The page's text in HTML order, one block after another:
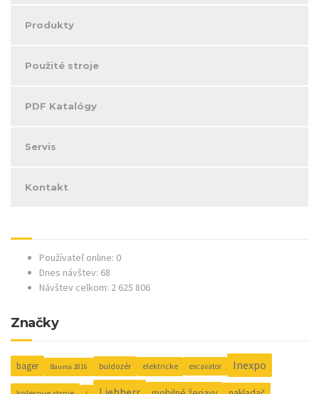
Produkty
Použité stroje
PDF Katalógy
Servis
Kontakt
Používateľ online: 0
Dnes návštev: 68
Návštev celkom: 2 625 806
Značky
bager Bauma 2016 buldozér elektricke excavator Inexpo